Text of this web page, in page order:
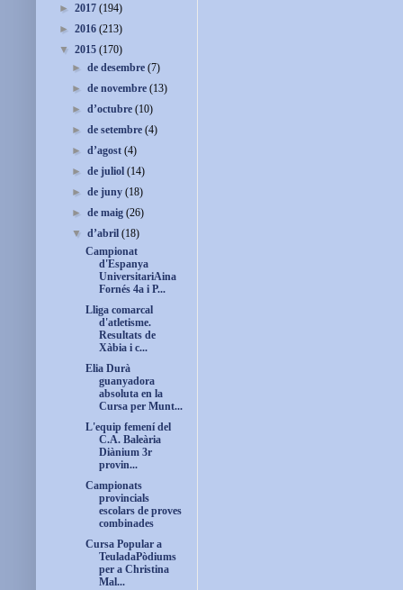
► 2017 (194)
► 2016 (213)
▼ 2015 (170)
►de desembre(7)
►de novembre(13)
►d’octubre(10)
►de setembre(4)
►d’agost(4)
►de juliol(14)
►de juny(18)
►de maig(26)
▼d’abril(18)
Campionat
d'Espanya
UniversitariAina
Fornés 4a i P...
Lliga comarcal
d'atletisme.
Resultats de
Xàbia i c...
Elia Durà
guanyadora
absoluta en la
Cursa per Munt...
L'equip femení del
C.A. Baleària
Diànium 3r
provin...
Campionats
provincials
escolars de proves
combinades
Cursa Popular a
TeuladaPòdiums
per a Christina
Mal...